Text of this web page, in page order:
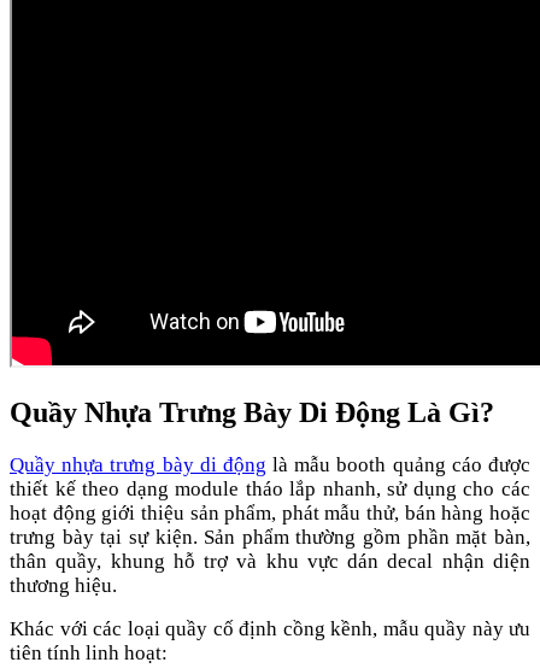
Quầy Nhựa Trưng Bày Di Động Là Gì?
Quầy nhựa trưng bày di động là mẫu booth quảng cáo được
thiết kế theo dạng module tháo lắp nhanh, sử dụng cho các
hoạt động giới thiệu sản phẩm, phát mẫu thử, bán hàng hoặc
trưng bày tại sự kiện. Sản phẩm thường gồm phần mặt bàn,
thân quầy, khung hỗ trợ và khu vực dán decal nhận diện
thương hiệu.
Khác với các loại quầy cố định cồng kềnh, mẫu quầy này ưu
tiên tính linh hoạt: